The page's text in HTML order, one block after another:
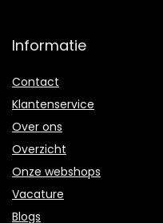
Informatie
Contact
Klantenservice
Over ons
Overzicht
Onze webshops
Vacature
Blogs